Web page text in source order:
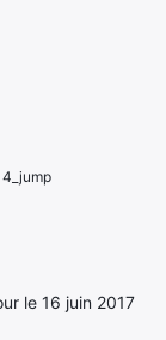
le 16 juin 2017
4_jump